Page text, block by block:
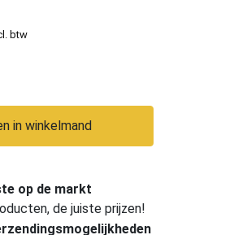
btw
in winkelmand
op de markt
de juiste prijzen!